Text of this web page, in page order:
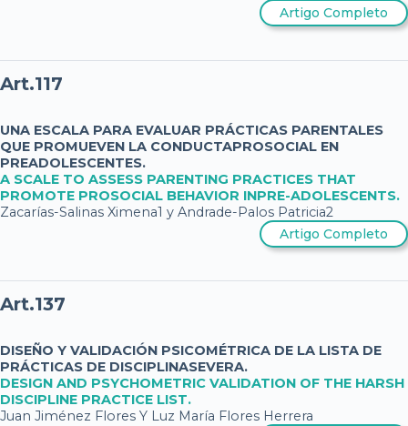
Artigo Completo
Art.117
UNA ESCALA PARA EVALUAR PRÁCTICAS PARENTALES
QUE PROMUEVEN LA CONDUCTAPROSOCIAL EN
PREADOLESCENTES.
A SCALE TO ASSESS PARENTING PRACTICES THAT
PROMOTE PROSOCIAL BEHAVIOR INPRE-ADOLESCENTS.
Zacarías-Salinas Ximena1 y Andrade-Palos Patricia2
Artigo Completo
Art.137
DISEÑO Y VALIDACIÓN PSICOMÉTRICA DE LA LISTA DE
PRÁCTICAS DE DISCIPLINASEVERA.
DESIGN AND PSYCHOMETRIC VALIDATION OF THE HARSH
DISCIPLINE PRACTICE LIST.
Juan Jiménez Flores Y Luz María Flores Herrera